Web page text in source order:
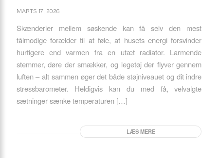
MARTS 17, 2026
Skænderier mellem søskende kan få selv den mest
tålmodige forælder til at føle, at husets energi forsvinder
hurtigere end varmen fra en utæt radiator. Larmende
stemmer, døre der smækker, og legetøj der flyver gennem
luften – alt sammen øger det både støjniveauet og dit indre
stressbarometer. Heldigvis kan du med få, velvalgte
sætninger sænke temperaturen […]
LÆS MERE